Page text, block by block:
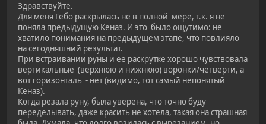
Здравствуйте.
Для меня Гебо раскрылась не в полной мере, т.к. я не
поняла предыдущую Кеназ. И это было ощутимо: не
хватило понимания на предыдущем этапе, что повлияло
на сегодняшний результат.
При встраивании руны и ее раскрутке хорошо чувствовала
вертикальные (верхнюю и нижнюю) воронки/четверти, а
вот горизонталь - нет (видимо, тот самый непонятый
Кеназ).
Когда резала руну, была уверена, что точно буду
переделывать, даже красить не хотела, такая она страшная